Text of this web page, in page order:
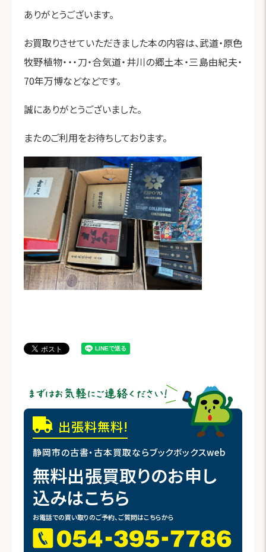
ありがとうございます。
お買取りさせていただきました本の内容は、武道・原色
牧野植物・・・刀・合気道・井川の郷土本・三島由紀夫・
70年万博などなどです。
誠にありがとうございました。
またのご利用をお待ちしております。
出張料無料!
静岡市の古書・古本買取ならブックボックスweb
無料出張買取りのお申し
込みはこちら
お電話での買い取りのご予約、ご質問はこちらから